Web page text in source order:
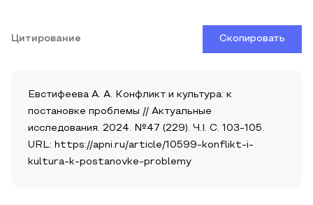
Цитирование Скопировать
Евстифеева А. А. Конфликт и культура: к
постановке проблемы // Актуальные
исследования. 2024. №47 (229). Ч.I. С. 103-105.
URL: https://apni.ru/article/10599-konflikt-i-
kultura-k-postanovke-problemy